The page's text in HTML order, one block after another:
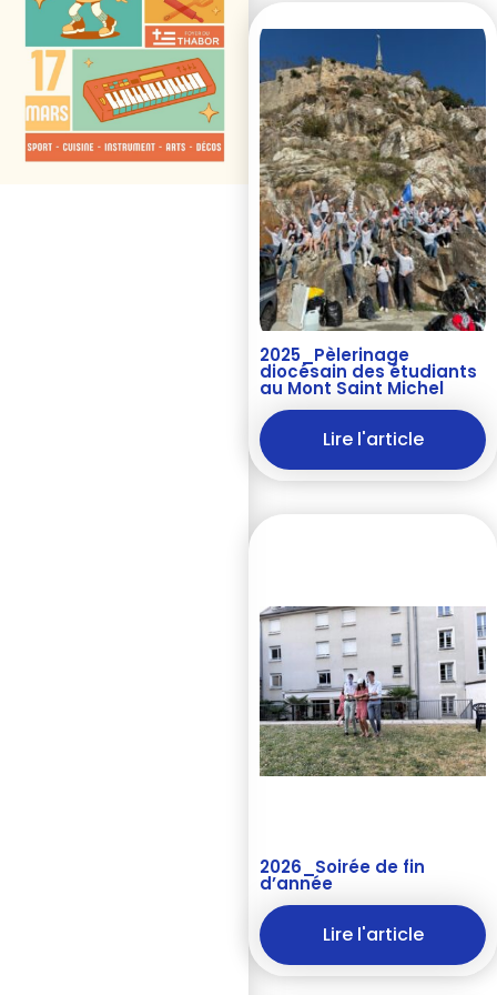
2025_Pèlerinage
diocésain des étudiants
au Mont Saint Michel
Lire l'article
2026_Soirée de fin
d’année
Lire l'article